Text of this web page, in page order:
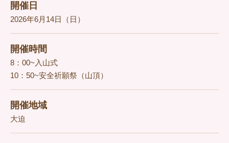
開催日
2026年6月14日（日）
開催時間
8：00~入山式
10：50~安全祈願祭（山頂）
開催地域
大迫